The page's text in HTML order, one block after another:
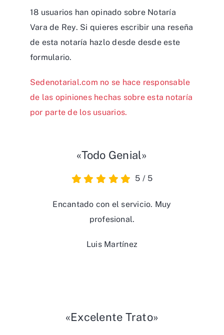
18 usuarios han opinado sobre Notaría
Vara de Rey. Si quieres escribir una reseña
de esta notaría hazlo desde desdeeste
formulario.
Sedenotarial.com no se hace responsable
de las opiniones hechas sobre esta notaría
por parte de los usuarios.
«Todo Genial»
5 / 5
Encantado con el servicio. Muy
profesional.
Luis Martínez
«Excelente Trato»